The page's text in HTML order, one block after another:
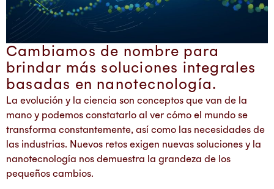
Cambiamos de nombre para
brindar más soluciones integrales
basadas en nanotecnología.
La evolución y la ciencia son conceptos que van de la
mano y podemos constatarlo al ver cómo el mundo se
transforma constantemente, así como las necesidades de
las industrias. Nuevos retos exigen nuevas soluciones y la
nanotecnología nos demuestra la grandeza de los
pequeños cambios.